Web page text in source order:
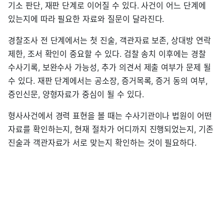
기소 판단, 재판 단계로 이어질 수 있다. 사건이 어느 단계에
있는지에 따라 필요한 자료와 질문이 달라진다.
경찰조사 전 단계에서는 첫 진술, 객관자료 보존, 상대방 연락
제한, 조서 확인이 중요할 수 있다. 검찰 송치 이후에는 경찰
수사기록, 보완수사 가능성, 추가 의견서 제출 여부가 문제 될
수 있다. 재판 단계에서는 공소장, 증거목록, 증거 동의 여부,
증인신문, 양형자료가 중심이 될 수 있다.
형사사건에서 경력 표현을 볼 때는 수사기관이나 법원이 어떤
자료를 확인하는지, 현재 절차가 어디까지 진행되었는지, 기존
진술과 객관자료가 서로 맞는지 확인하는 것이 필요하다.